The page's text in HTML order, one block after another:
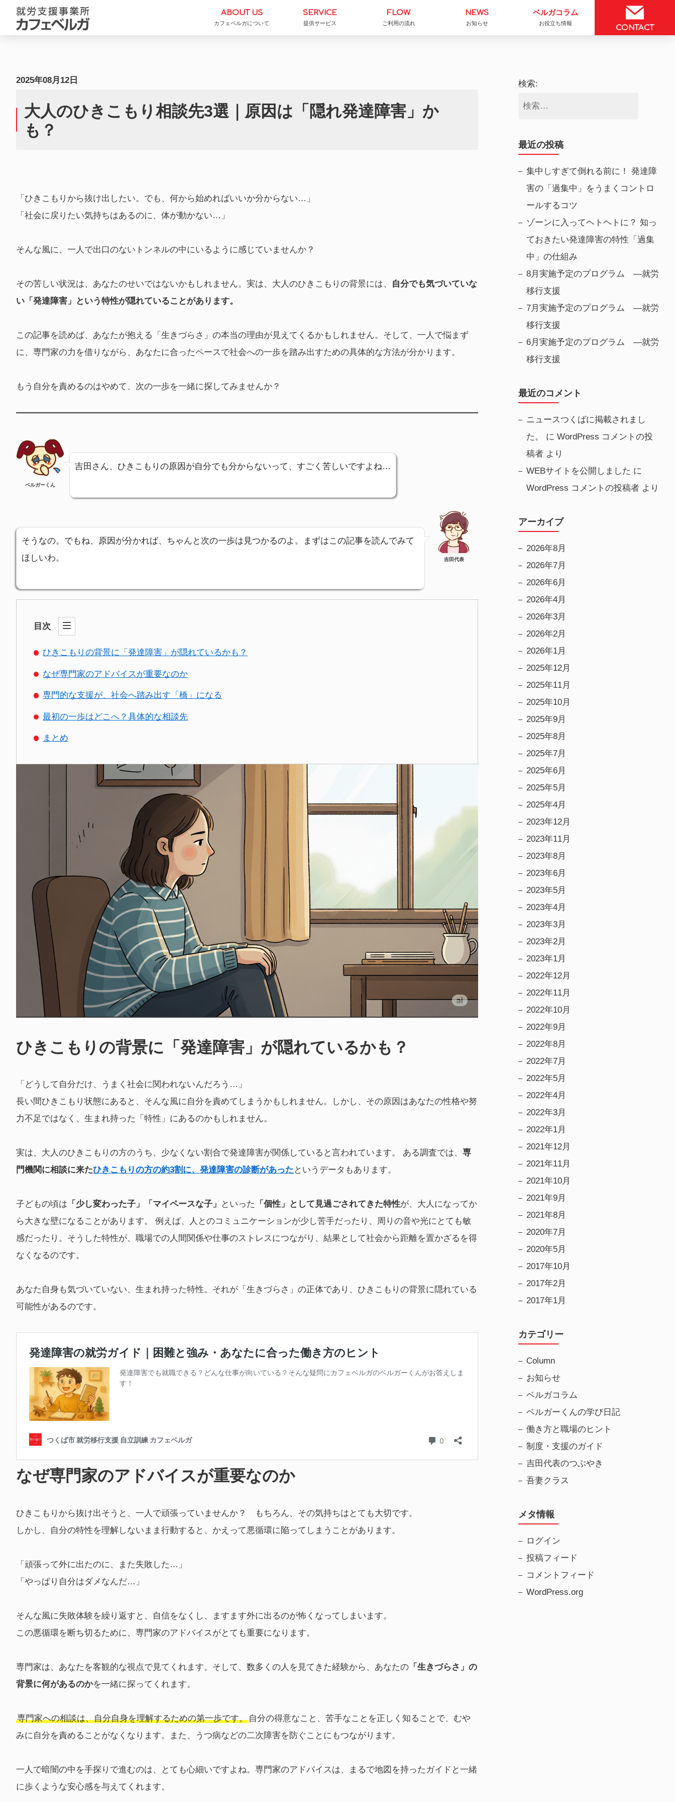
つくば市 就労移行
ェベルガ
大人のひ
きこもり相談先3選
｜原因は「隠れ発
ABOUT US
カフェベルガについて
SERVICE
提供サービス
FLOW
ご利用の流れ
NEWS
お知らせ
ベルガコラム
お役立ち情報
CONTACT
2025年08月12日
大人のひきこもり相談先3選｜原因は「隠れ発達障害」か
も？
「ひきこもりから抜け出したい。でも、何から始めればいいか分からない…」
「社会に戻りたい気持ちはあるのに、体が動かない…」
そんな風に、一人で出口のないトンネルの中にいるように感じていませんか？
その苦しい状況は、あなたのせいではないかもしれません。実は、大人のひきこもりの背景には、
自分でも気づいていな
い「発達障害」という特性が隠れていることがあります。
この記事を読めば、あなたが抱える「生きづらさ」の本当の理由が見えてくるかもしれません。そして、一人で悩まず
に、専門家の力を借りながら、あなたに合ったペースで社会への一歩を踏み出すための具体的な方法が分かります。
もう自分を責めるのはやめて、次の一歩を一緒に探してみませんか？
ベルガーくん
吉田さん、ひきこもりの原因が自分でも分からないって、すごく苦しいですよね…
そうなの。でもね、原因が分かれば、ちゃんと次の一歩は見つかるのよ。まずはこの記事を読んでみて
ほしいわ。
吉田代表
目次
ひきこもりの背景に「発達障害」が隠れているかも？
なぜ専門家のアドバイスが重要なのか
専門的な支援が、社会へ踏み出す「橋」になる
最初の一歩はどこへ？具体的な相談先
まとめ
ひきこもりの背景に「発達障害」が隠れているかも？
「どうして自分だけ、うまく社会に関われないんだろう…」
長い間ひきこもり状態にあると、そんな風に自分を責めてしまうかもしれません。しかし、その原因はあなたの性格や努
力不足ではなく、生まれ持った「特性」にあるのかもしれません。
実は、大人のひきこもりの方のうち、少なくない割合で発達障害が関係していると言われています。 ある調査では、 専
門機関に相談に来たひきこもりの方の約3割に、発達障害の診断があった というデータもあります。
子どもの頃は 「少し変わった子」「マイペースな子」 といった 「個性」として見過ごされてきた特性が、大人になってか
ら大きな壁になることがあります。 例えば、人とのコミュニケーションが少し苦手だったり、周りの音や光にとても敏
感だったり。そうした特性が、職場での人間関係や仕事のストレスにつながり、結果として社会から距離を置かざるを得
なくなるのです。
あなた自身も気づいていない、生まれ持った特性。それが「生きづらさ」の正体であり、ひきこもりの背景に隠れている
可能性があるのです。
なぜ専門家のアドバイスが重要なのか
ひきこもりから抜け出そうと、一人で頑張っていませんか？ もちろん、その気持ちはとても大切です。
しかし、自分の特性を理解しないまま行動すると、かえって悪循環に陥ってしまうことがあります。
「頑張って外に出たのに、また失敗した…」
「やっぱり自分はダメなんだ…」
そんな風に失敗体験を繰り返すと、自信をなくし、ますます外に出るのが怖くなってしまいます。
この悪循環を断ち切るために、専門家のアドバイスがとても重要になります。
専門家は、あなたを客観的な視点で見てくれます。そして、数多くの人を見てきた経験から、あなたの 「生きづらさ」の
背景に何があるのかを一緒に探ってくれます。
専門家への相談は、自分自身を理解するための第一歩です。 自分の得意なこと、苦手なことを正しく知ることで、むや
みに自分を責めることがなくなります。また、うつ病などの二次障害を防ぐことにもつながります。
一人で暗闇の中を手探りで進むのは、とても心細いですよね。専門家のアドバイスは、まるで地図を持ったガイドと一緒
に歩くような安心感を与えてくれます。
検索:
最近の投稿
集中しすぎて倒れる前に！ 発達障
害の「過集中」をうまくコントロ
ールするコツ
ゾーンに入ってヘトヘトに？ 知っ
ておきたい発達障害の特性「過集
中」の仕組み
8月実施予定のプログラム —就労
移行支援
7月実施予定のプログラム —就労
移行支援
6月実施予定のプログラム —就労
移行支援
最近のコメント
ニュースつくばに掲載されまし
た。
に WordPress コメントの投
稿者 より
WEBサイトを公開しました に
WordPress コメントの投稿者 より
アーカイブ
2026年8月
2026年7月
2026年6月
2026年4月
2026年3月
2026年2月
2026年1月
2025年12月
2025年11月
2025年10月
2025年9月
2025年8月
2025年7月
2025年6月
2025年5月
2025年4月
2023年12月
2023年11月
2023年8月
2023年6月
2023年5月
2023年4月
2023年3月
2023年2月
2023年1月
2022年12月
2022年11月
2022年10月
2022年9月
2022年8月
2022年7月
2022年5月
2022年4月
2022年3月
2022年1月
2021年12月
2021年11月
2021年10月
2021年9月
2021年8月
2020年7月
2020年5月
2017年10月
2017年2月
2017年1月
カテゴリー
Column
お知らせ
ベルガコラム
ベルガーくんの学び日記
働き方と職場のヒント
制度・支援のガイド
吉田代表のつぶやき
吾妻クラス
メタ情報
ログイン
投稿フィード
コメントフィード
WordPress.org